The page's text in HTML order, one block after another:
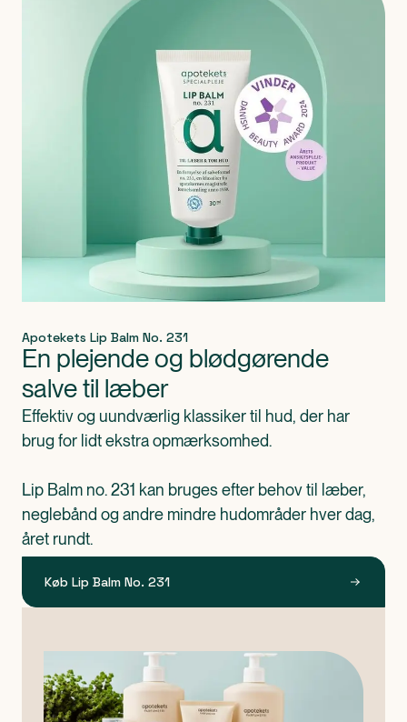
Apotekets Lip Balm No. 231
En plejende og blødgørende
salve til læber
Effektiv og uundværlig klassiker til hud, der har
brug for lidt ekstra opmærksomhed.
Lip Balm no. 231 kan bruges efter behov til læber,
neglebånd og andre mindre hudområder hver dag,
året rundt.
Køb Lip Balm No. 231